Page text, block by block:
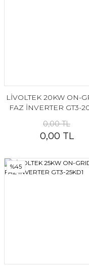
LİVOLTEK 20KW ON-
FAZ İNVERTER GT3-
0,00 TL
0,00 TL
%45